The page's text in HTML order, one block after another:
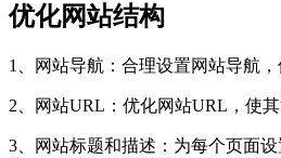
优化网站结构
1、网站导航：合理设置网站导航
2、网站URL：优化网站URL，使
3、网站标题和描述：为每个页面